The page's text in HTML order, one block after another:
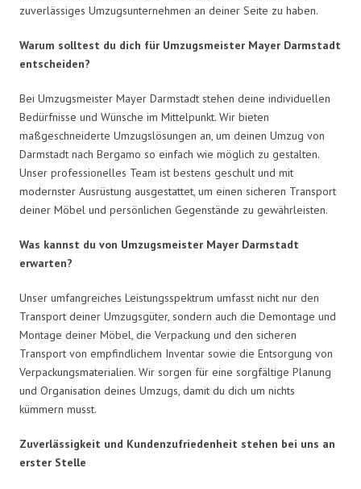
zuverlässiges Umzugsunternehmen an deiner Seite zu haben.
Warum solltest du dich für Umzugsmeister Mayer Darmstadt
entscheiden?
Bei Umzugsmeister Mayer Darmstadt stehen deine individuellen
Bedürfnisse und Wünsche im Mittelpunkt. Wir bieten
maßgeschneiderte Umzugslösungen an, um deinen Umzug von
Darmstadt nach Bergamo so einfach wie möglich zu gestalten.
Unser professionelles Team ist bestens geschult und mit
modernster Ausrüstung ausgestattet, um einen sicheren Transport
deiner Möbel und persönlichen Gegenstände zu gewährleisten.
Was kannst du von Umzugsmeister Mayer Darmstadt
erwarten?
Unser umfangreiches Leistungsspektrum umfasst nicht nur den
Transport deiner Umzugsgüter, sondern auch die Demontage und
Montage deiner Möbel, die Verpackung und den sicheren
Transport von empfindlichem Inventar sowie die Entsorgung von
Verpackungsmaterialien. Wir sorgen für eine sorgfältige Planung
und Organisation deines Umzugs, damit du dich um nichts
kümmern musst.
Zuverlässigkeit und Kundenzufriedenheit stehen bei uns an
erster Stelle